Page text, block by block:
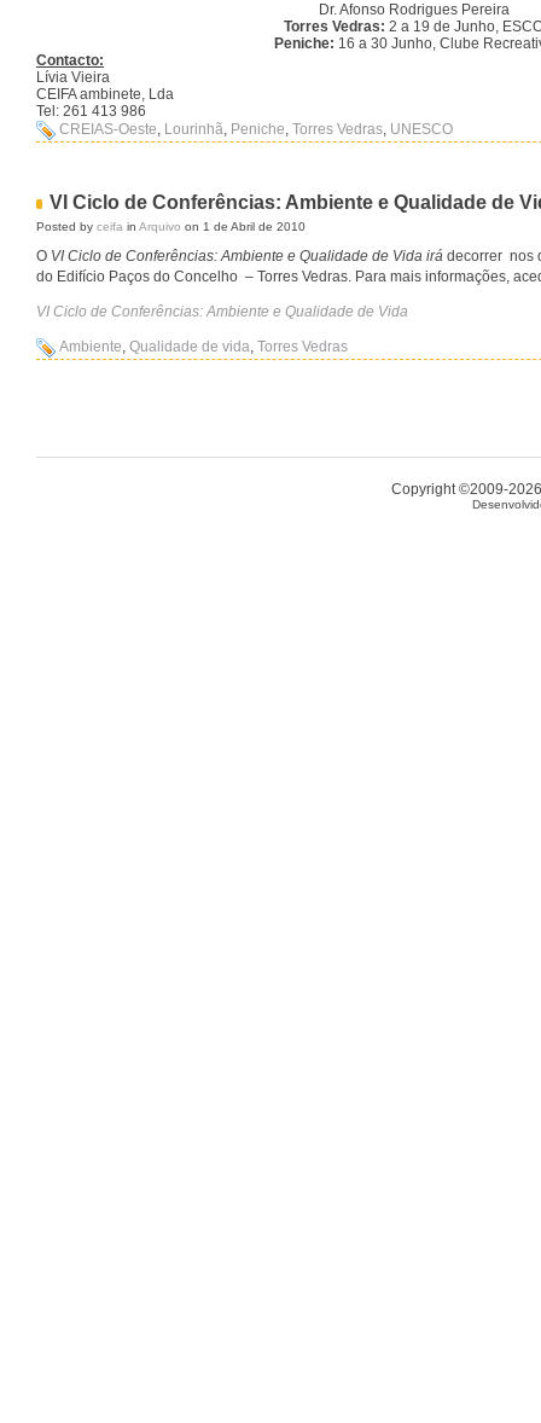
Dr. Afonso Rodrigues Pereira
Torres Vedras: 2 a 19 de Junho,
Peniche: 16 a 30 Junho, Clube
Contacto:
Lívia Vieira
CEIFA ambinete, Lda
Tel: 261 413 986
CREIAS-Oeste, Lourinhã, Peniche, Torres Vedras, UNESCO
VI Ciclo de Conferências: Ambiente e Qualidade de
Posted by ceifa in Arquivo on 1 de Abril de 2010
O VI Ciclo de Conferências: Ambiente e Qualidade de Vida irá decorrer nos
do Edifício Paços do Concelho – Torres Vedras. Para mais informações,
VI Ciclo de Conferências: Ambiente e Qualidade de Vida
Ambiente, Qualidade de vida, Torres Vedras
Copyright ©2009-